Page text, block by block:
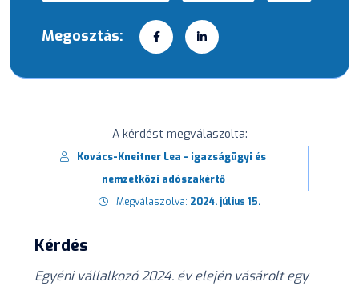
Megosztás:
A kérdést megválaszolta:
Kovács-Kneitner Lea - igazságügyi és
nemzetközi adószakértő
Megválaszolva: 2024. július 15.
Kérdés
Egyéni vállalkozó 2024. év elején vásárolt egy